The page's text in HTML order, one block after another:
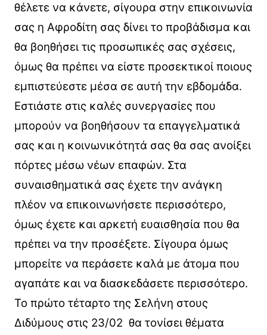
θέλετε να κάνετε, σίγουρα στην επικοινωνία
σας η Αφροδίτη σας δίνει το προβάδισμα και
θα βοηθήσει τις προσωπικές σας σχέσεις,
όμως θα πρέπει να είστε προσεκτικοί ποιους
εμπιστεύεστε μέσα σε αυτή την εβδομάδα.
Εστιάστε στις καλές συνεργασίες που
μπορούν να βοηθήσουν τα επαγγελματικά
σας και η κοινωνικότητά σας θα σας ανοίξει
πόρτες μέσω νέων επαφών. Στα
συναισθηματικά σας έχετε την ανάγκη
πλέον να επικοινωνήσετε περισσότερο,
όμως έχετε και αρκετή ευαισθησία που θα
πρέπει να την προσέξετε. Σίγουρα όμως
μπορείτε να περάσετε καλά με άτομα που
αγαπάτε και να διασκεδάσετε περισσότερο.
Το πρώτο τέταρτο της Σελήνη στους
Διδύμους στις 23/02 θα τονίσει θέματα